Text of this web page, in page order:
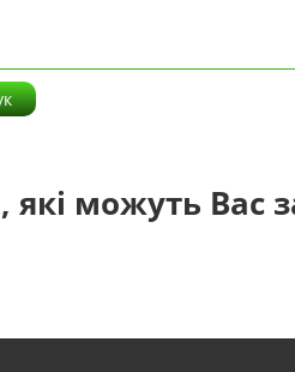
які можуть Вас